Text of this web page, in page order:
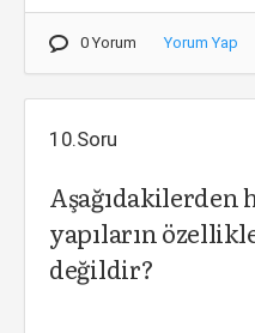
0 Yorum Yorum Yap
10.Soru
Aşağıdakilerden
yapıların
değildir?